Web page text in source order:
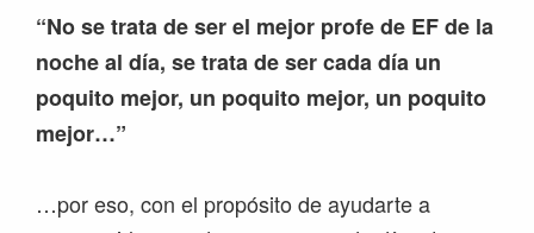
“No se trata de ser el mejor profe de EF de la
noche al día, se trata de ser cada día un
poquito mejor, un poquito mejor, un poquito
mejor…”
…por eso, con el propósito de ayudarte a